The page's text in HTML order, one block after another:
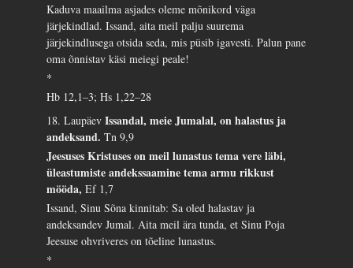
Kaduva maailma asjades oleme mõnikord väga
järjekindlad. Issand, aita meil palju suurema
järjekindlusega otsida seda, mis püsib igavesti. Palun pane
oma õnnistav käsi meiegi peale!
*
Hb 12,1–3; Hs 1,22–28
18. LaupäevIssandal, meie Jumalal, on halastus ja
andeksand.Tn 9,9
Jeesuses Kristuses on meil lunastus tema vere läbi,
üleastumiste andekssaamine tema armu rikkust
mööda,Ef 1,7
Issand, Sinu Sõna kinnitab: Sa oled halastav ja
andeksandev Jumal. Aita meil ära tunda, et Sinu Poja
Jeesuse ohvriveres on tõeline lunastus.
*